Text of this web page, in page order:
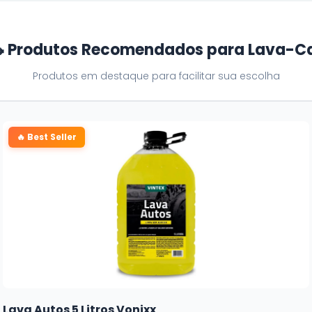
Produtos Recomendados para Lava-
Produtos em destaque para facilitar sua escolha
🔥 Best Seller